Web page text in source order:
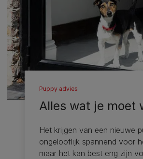
Puppy advies
Alles wat je moet
Het krijgen van een nieuwe
ongelooflijk spannend voor
maar het kan best eng zijn